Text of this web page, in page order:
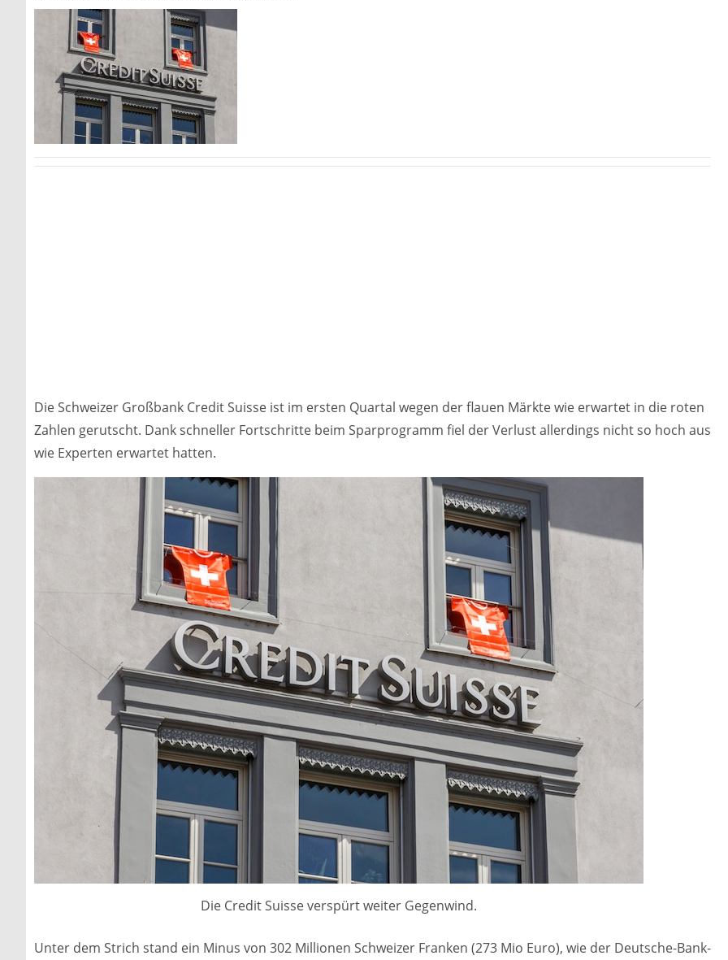
Die Schweizer Großbank Credit Suisse ist im ersten Quartal wegen der flauen Märkte wie erwartet in die roten
Zahlen gerutscht. Dank schneller Fortschritte beim Sparprogramm fiel der Verlust allerdings nicht so hoch aus
wie Experten erwartet hatten.
Die Credit Suisse verspürt weiter Gegenwind.
Unter dem Strich stand ein Minus von 302 Millionen Schweizer Franken (273 Mio Euro), wie der Deutsche-Bank-